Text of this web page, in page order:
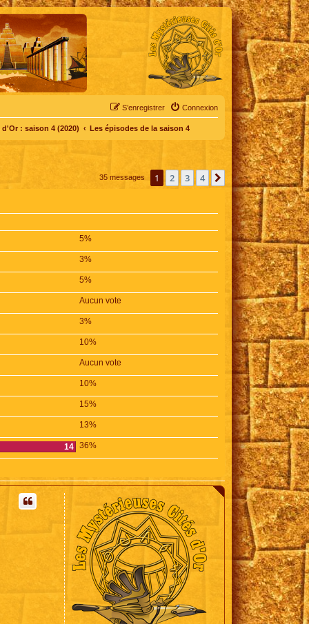
Connexion
S’enregistrer
: saison 4 (2020) Les épisodes de la saison 4
35 messages 1 2 3 4 Suivante
5%
3%
5%
Aucun vote
3%
10%
Aucun vote
10%
15%
13%
14 36%